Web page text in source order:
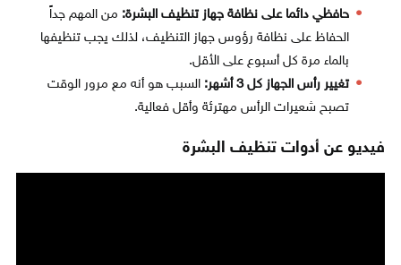
حافظي دائما على نظافة جهاز تنظيف البشرة: من المهم جداً
الحفاظ على نظافة رؤوس جهاز التنظيف، لذلك يجب تنظيفها
بالماء مرة كل أسبوع على الأقل.
تغيير رأس الجهاز كل 3 أشهر:
السبب هو أنه مع مرور الوقت
تصبح شعيرات الرأس مهترئة وأقل فعالية.
فيديو عن أدوات تنظيف البشرة